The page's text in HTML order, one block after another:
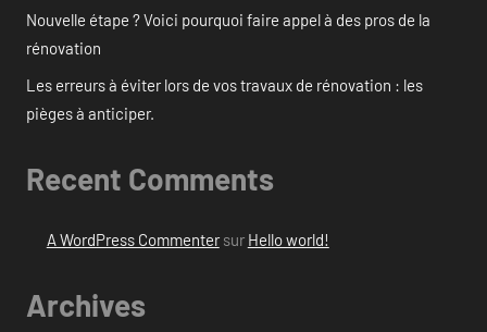
Nouvelle étape ? Voici pourquoi faire appel à des pros de la
rénovation
Les erreurs à éviter lors de vos travaux de rénovation : les
pièges à anticiper.
Recent Comments
A WordPress Commentersur Hello world!
Archives